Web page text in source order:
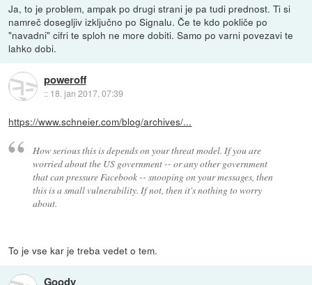
Ja, to je problem, ampak po drugi strani je pa tudi prednost. Ti si
namreč dosegljiv izključno po Signalu. Če te kdo pokliče po
"navadni" cifri te sploh ne more dobiti. Samo po varni povezavi te
lahko dobi.
poweroff
:: 18. jan 2017, 07:39
https://www.schneier.com/blog/archives/...
How serious this is depends on your threat model. If you are
worried about the US government -- or any other government
that can pressure Facebook -- snooping on your messages, then
this is a small vulnerability. If not, then it's nothing to worry
about.
To je vse kar je treba vedet o tem.
Goody